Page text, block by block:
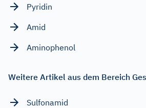
Pyridin
Amid
Aminophenol
Weitere Artikel aus dem Bereich
Sulfonamid